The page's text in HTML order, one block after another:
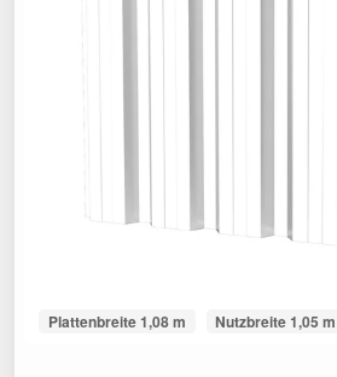
Plattenbreite 1,08 m Nutzbreite 1,05 m